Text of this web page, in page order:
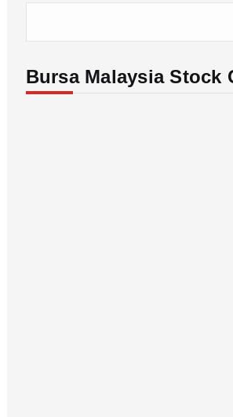
Bursa Malaysia Stock